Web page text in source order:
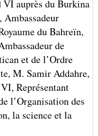
VI auprès du Burkina
du Bahreïn,
de
et de l’Ordre
M. Samir Addahre,
Représentant
l’Organisation des
la science et la